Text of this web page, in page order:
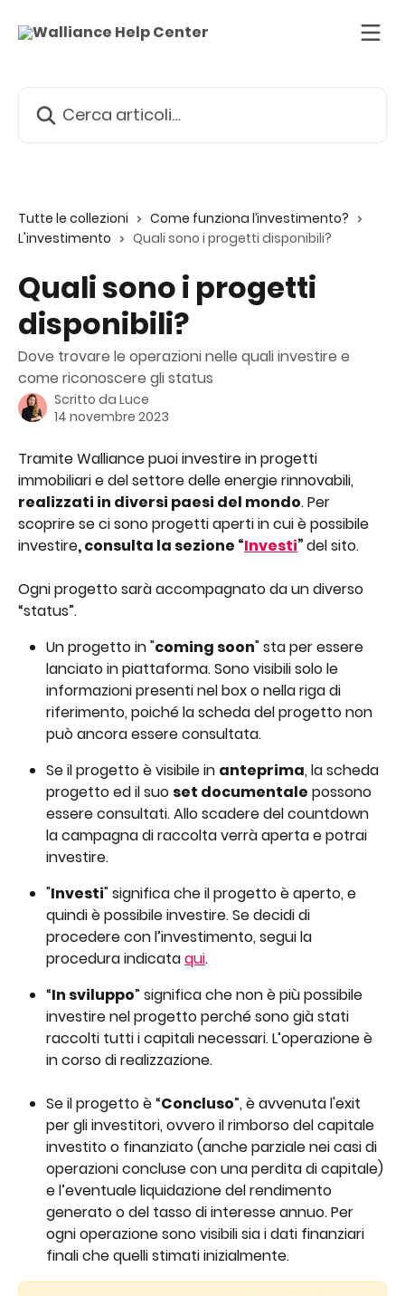
Tutte le collezioni
Come funziona l’investimento?
L'investimento
Quali sono i progetti disponibili?
Quali sono i progetti
disponibili?
Dove trovare le operazioni nelle quali investire e
come riconoscere gli status
Scritto da Luce
14 novembre 2023
Tramite Walliance puoi investire in progetti
immobiliari e del settore delle energie rinnovabili,
realizzati in diversi paesi del mondo. Per
scoprire se ci sono progetti aperti in cui è possibile
investire, consulta la sezione “Investi” del sito.
Ogni progetto sarà accompagnato da un diverso
“status”.
Un progetto in "coming soon" sta per essere
lanciato in piattaforma. Sono visibili solo le
informazioni presenti nel box o nella riga di
riferimento, poiché la scheda del progetto non
può ancora essere consultata.
Se il progetto è visibile in anteprima, la scheda
progetto ed il suo set documentale possono
essere consultati. Allo scadere del countdown
la campagna di raccolta verrà aperta e potrai
investire.
"Investi" significa che il progetto è aperto, e
quindi è possibile investire. Se decidi di
procedere con l’investimento, segui la
procedura indicata qui.
“In sviluppo” significa che non è più possibile
investire nel progetto perché sono già stati
raccolti tutti i capitali necessari. L’operazione è
in corso di realizzazione.
Se il progetto è “Concluso”, è avvenuta l'exit
per gli investitori, ovvero il rimborso del capitale
investito o finanziato (anche parziale nei casi di
operazioni concluse con una perdita di capitale)
e l’eventuale liquidazione del rendimento
generato o del tasso di interesse annuo. Per
ogni operazione sono visibili sia i dati finanziari
finali che quelli stimati inizialmente.